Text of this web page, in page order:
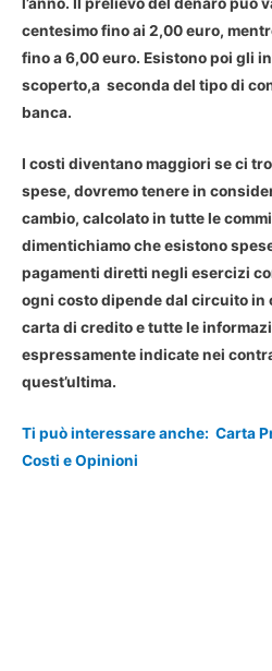
centesimo fino ai 2,00 euro,
fino a 6,00 euro. Esistono poi gli
scoperto,a seconda del tipo di
banca.
I costi diventano maggiori se ci
spese, dovremo tenere in
cambio, calcolato in tutte le
dimentichiamo che esistono
pagamenti diretti negli esercizi
ogni costo dipende dal circuito in
carta di credito e tutte le
espressamente indicate nei
quest’ultima.
Ti può interessare anche: Carta
Costi e Opinioni